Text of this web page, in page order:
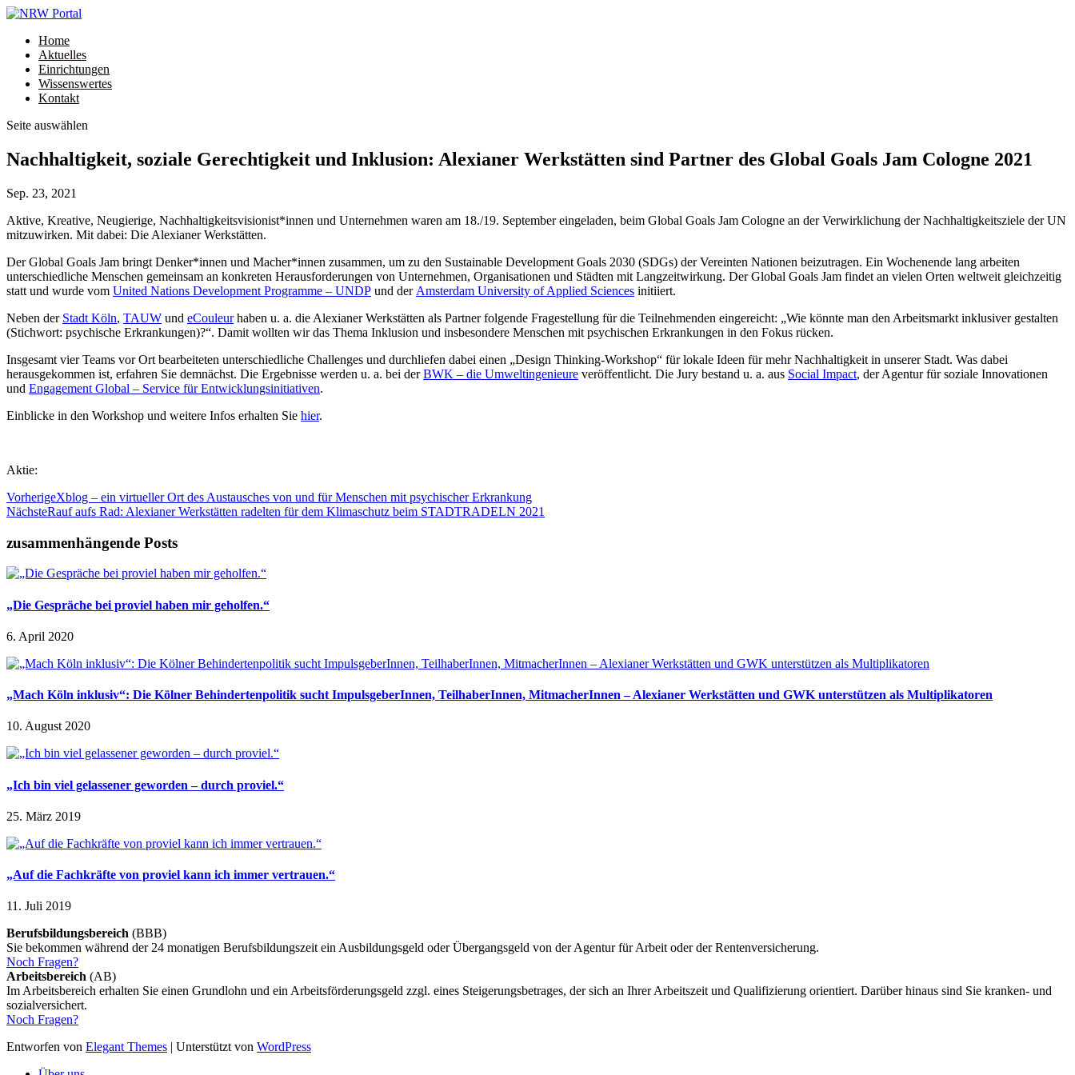
Home
Aktuelles
Einrichtungen
Wissenswertes
Kontakt
Seite auswählen
Nachhaltigkeit, soziale Gerechtigkeit und Inklusion: Alexianer Werkstätten sind Partner des Global Goals Jam Cologne 2021
Sep. 23, 2021
Aktive, Kreative, Neugierige, Nachhaltigkeitsvisionist*innen und Unternehmen waren am 18./19. September eingeladen, beim Global Goals Jam Cologne an der Verwirklichung der Nachhaltigkeitsziele der UN
mitzuwirken. Mit dabei: Die Alexianer Werkstätten.
Der Global Goals Jam bringt Denker*innen und Macher*innen zusammen, um zu den Sustainable Development Goals 2030 (SDGs) der Vereinten Nationen beizutragen. Ein Wochenende lang arbeiten
unterschiedliche Menschen gemeinsam an konkreten Herausforderungen von Unternehmen, Organisationen und Städten mit Langzeitwirkung. Der Global Goals Jam findet an vielen Orten weltweit gleichzeitig
statt und wurde vom United Nations Development Programme – UNDP und der Amsterdam University of Applied Sciences initiiert.
Neben der Stadt Köln, TAUW und eCouleurhaben u. a. die Alexianer Werkstätten als Partner folgende Fragestellung für die Teilnehmenden eingereicht: „Wie könnte man den Arbeitsmarkt inklusiver gestalten
(Stichwort: psychische Erkrankungen)?“. Damit wollten wir das Thema Inklusion und insbesondere Menschen mit psychischen Erkrankungen in den Fokus rücken.
Insgesamt vier Teams vor Ort bearbeiteten unterschiedliche Challenges und durchliefen dabei einen „Design Thinking-Workshop“ für lokale Ideen für mehr Nachhaltigkeit in unserer Stadt. Was dabei
herausgekommen ist, erfahren Sie demnächst. Die Ergebnisse werden u. a. bei derBWK – die Umweltingenieure veröffentlicht. Die Jury bestand u. a. aus Social Impact, der Agentur für soziale Innovationen
und Engagement Global – Service für Entwicklungsinitiativen.
Einblicke in den Workshop und weitere Infos erhalten Sie hier.
Aktie:
VorherigeXblog – ein virtueller Ort des Austausches von und für Menschen mit psychischer Erkrankung
NächsteRauf aufs Rad: Alexianer Werkstätten radelten für dem Klimaschutz beim STADTRADELN 2021
zusammenhängende Posts
„Die Gespräche bei proviel haben mir geholfen.“
6. April 2020
„Mach Köln inklusiv“: Die Kölner Behindertenpolitik sucht ImpulsgeberInnen, TeilhaberInnen, MitmacherInnen – Alexianer Werkstätten und GWK unterstützen als Multiplikatoren
10. August 2020
„Ich bin viel gelassener geworden – durch proviel.“
25. März 2019
„Auf die Fachkräfte von proviel kann ich immer vertrauen.“
11. Juli 2019
Berufsbildungsbereich (BBB)
Sie bekommen während der 24 monatigen Berufsbildungszeit ein Ausbildungsgeld oder Übergangsgeld von der Agentur für Arbeit oder der Rentenversicherung.
Noch Fragen?
Arbeitsbereich (AB)
Im Arbeitsbereich erhalten Sie einen Grundlohn und ein Arbeitsförderungsgeld zzgl. eines Steigerungsbetrages, der sich an Ihrer Arbeitszeit und Qualifizierung orientiert. Darüber hinaus sind Sie kranken- und
sozialversichert.
Noch Fragen?
Entworfen von Elegant Themes | Unterstützt von WordPress